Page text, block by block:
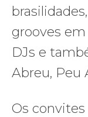
grooves em
DJs e
Abreu, Peu
Os